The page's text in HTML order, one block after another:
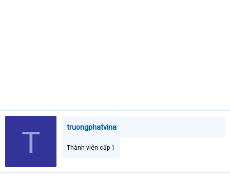
T truongphatvina
Thành viên cấp 1